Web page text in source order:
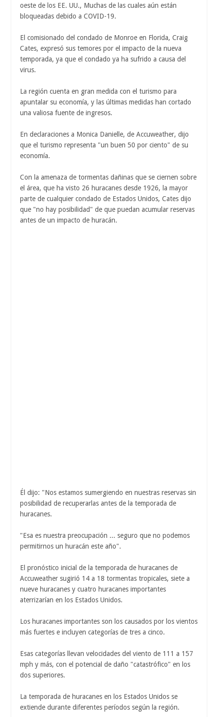
oeste de los EE. UU., Muchas de las cuales aún están
bloqueadas debido a COVID-19.
El comisionado del condado de Monroe en Florida, Craig
Cates, expresó sus temores por el impacto de la nueva
temporada, ya que el condado ya ha sufrido a causa del
virus.
La región cuenta en gran medida con el turismo para
apuntalar su economía, y las últimas medidas han cortado
una valiosa fuente de ingresos.
En declaraciones a Monica Danielle, de Accuweather, dijo
que el turismo representa "un buen 50 por ciento" de su
economía.
Con la amenaza de tormentas dañinas que se ciernen sobre
el área, que ha visto 26 huracanes desde 1926, la mayor
parte de cualquier condado de Estados Unidos, Cates dijo
que "no hay posibilidad" de que puedan acumular reservas
antes de un impacto de huracán.
Él dijo: "Nos estamos sumergiendo en nuestras reservas sin
posibilidad de recuperarlas antes de la temporada de
huracanes.
"Esa es nuestra preocupación ... seguro que no podemos
permitirnos un huracán este año".
El pronóstico inicial de la temporada de huracanes de
Accuweather sugirió 14 a 18 tormentas tropicales, siete a
nueve huracanes y cuatro huracanes importantes
aterrizarían en los Estados Unidos.
Los huracanes importantes son los causados ​​por los vientos
más fuertes e incluyen categorías de tres a cinco.
Esas categorías llevan velocidades del viento de 111 a 157
mph y más, con el potencial de daño "catastrófico" en los
dos superiores.
La temporada de huracanes en los Estados Unidos se
extiende durante diferentes períodos según la región.